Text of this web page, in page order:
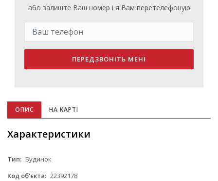
або залиште Ваш номер і я Вам перетелефоную
ПЕРЕДЗВОНІТЬ МЕНІ
ОПИС НА КАРТІ
Характеристики
Тип: Будинок
Код об'єкта: 22392178